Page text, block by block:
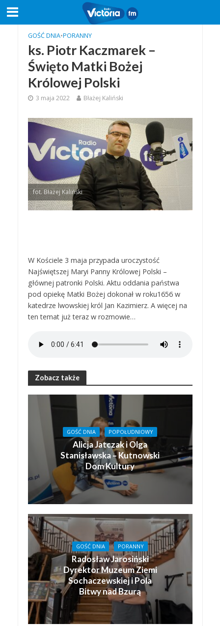
GOŚĆ DNIA•PORANNY
ks. Piotr Kaczmarek –
Święto Matki Bożej
Królowej Polski
3 maja 2022 Błażej Kaliński
fot. Błażej Kaliński
W Kościele 3 maja przypada uroczystość
Najświętszej Maryi Panny Królowej Polski –
głównej patronki Polski. Aktu oddania państwa
pod opiekę Matki Bożej dokonał w roku1656 w
katedrze lwowskiej król Jan Kazimierz. A więcej na
ten temat już teraz w rozmowie…
Zobacz także
GOŚĆ DNIA POPOŁUDNIOWY
Alicja Jatczak i Olga
Stanisławska – Kutnowski
Dom Kultury
GOŚĆ DNIA PORANNY
Radosław Jarosiński
Dyrektor Muzeum Ziemi
Sochaczewskiej i Pola
Bitwy nad Bzurą